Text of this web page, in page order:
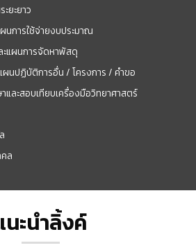
ยะยาว
นการใช้จ่ายงบประมาณ
แผนการจัดหาพัสดุ
ผนปฏิบัติการอื่น / โครงการ / คำขอ
ละสอบเทียบเครื่องมือวิทยาศาสตร์
ล
นะนำลิ้งค์